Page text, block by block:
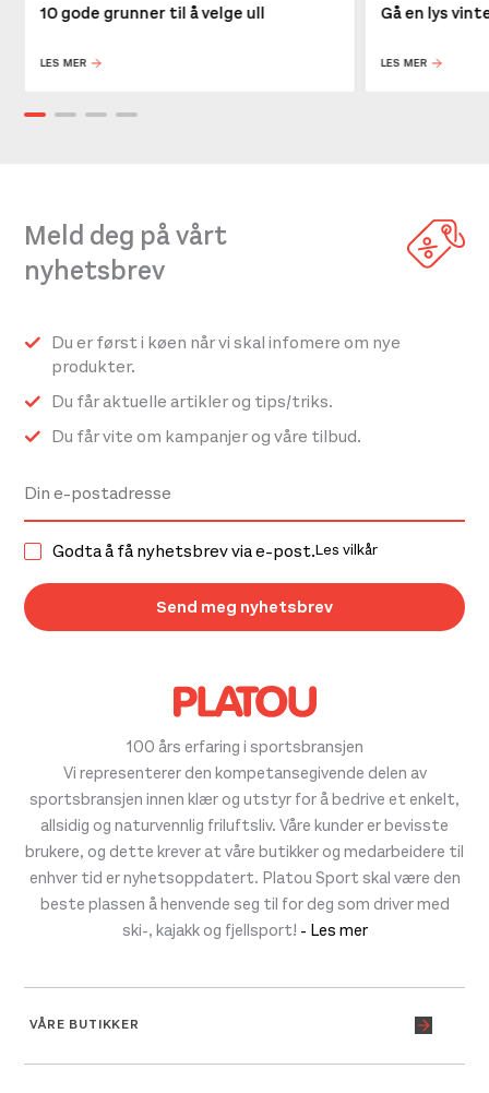
10 gode grunner til å velge ull
LES MER
Gå en lys
LES MER
100 års erfaring i sportsbransjen
Vi representerer den kompetansegivende delen av
sportsbransjen innen klær og utstyr for å bedrive et enkelt,
allsidig og naturvennlig friluftsliv. Våre kunder er bevisste
brukere, og dette krever at våre butikker og medarbeidere til
enhver tid er nyhetsoppdatert. Platou Sport skal være den
beste plassen å henvende seg til for deg som driver med
ski-, kajakk og fjellsport! - Les mer
VÅRE BUTIKKER
Meld deg på vårt
nyhetsbrev
Du er først i køen når vi skal infomere om nye
produkter.
Du får aktuelle artikler og tips/triks.
Du får vite om kampanjer og våre tilbud.
Godta å få nyhetsbrev via e-post.Les vilkår